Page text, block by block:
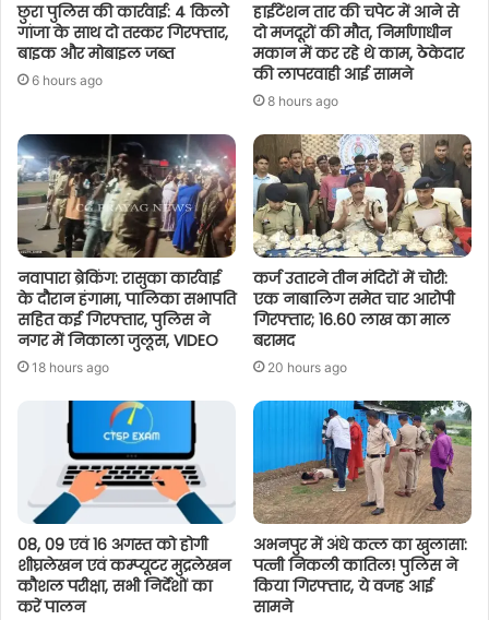
छुरा पुलिस की कार्रवाई: 4 किलो
गांजा के साथ दो तस्कर गिरफ्तार,
बाइक और मोबाइल जब्त
6 hours ago
हाईटेंशन तार की चपेट में आने से
दो मजदूरों की मौत, निर्माणाधीन
मकान में कर रहे थे काम, ठेकेदार
की लापरवाही आई सामने
8 hours ago
नवापारा ब्रेकिंग: रासुका कार्रवाई
के दौरान हंगामा, पालिका सभापति
सहित कई गिरफ्तार, पुलिस ने
नगर में निकाला जुलूस, VIDEO
18 hours ago
कर्ज उतारने तीन मंदिरों में चोरी:
एक नाबालिग समेत चार आरोपी
गिरफ्तार; 16.60 लाख का माल
बरामद
20 hours ago
08, 09 एवं 16 अगस्त को होगी
शीघ्रलेखन एवं कम्प्यूटर मुद्रलेखन
कौशल परीक्षा, सभी निर्देशों का
करें पालन
अभनपुर में अंधे कत्ल का खुलासा:
पत्नी निकली कातिल! पुलिस ने
किया गिरफ्तार, ये वजह आई
सामने